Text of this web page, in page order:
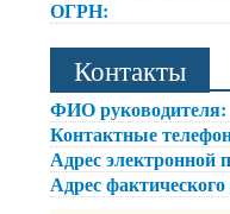
ОГРН:
Контакты
ФИО руководителя:
Контактные
Адрес электронной
Адрес